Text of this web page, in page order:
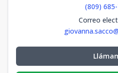
(809)
Correo